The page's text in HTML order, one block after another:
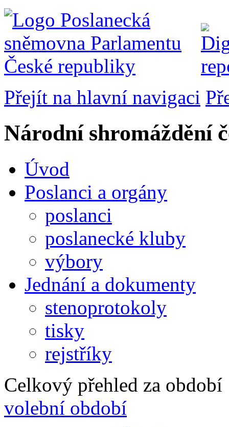
Přejít na hlavní navigaci
Národní shromáždění
Úvod
Poslanci a orgány
poslanci
poslanecké kluby
výbory
Jednání a dokumenty
stenoprotokoly
tisky
rejstříky
Celkový přehled za
volební období